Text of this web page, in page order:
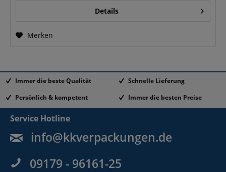
Details
Merken
Immer die beste Qualität
Schnelle Lieferung
Persönlich & kompetent
Immer die besten Preise
Service Hotline
info@kkverpackungen.de
09179 - 96161-25